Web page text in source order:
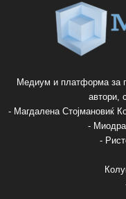
Медиум и платформа за
автори,
- Магдалена Стојмановиќ
-
-